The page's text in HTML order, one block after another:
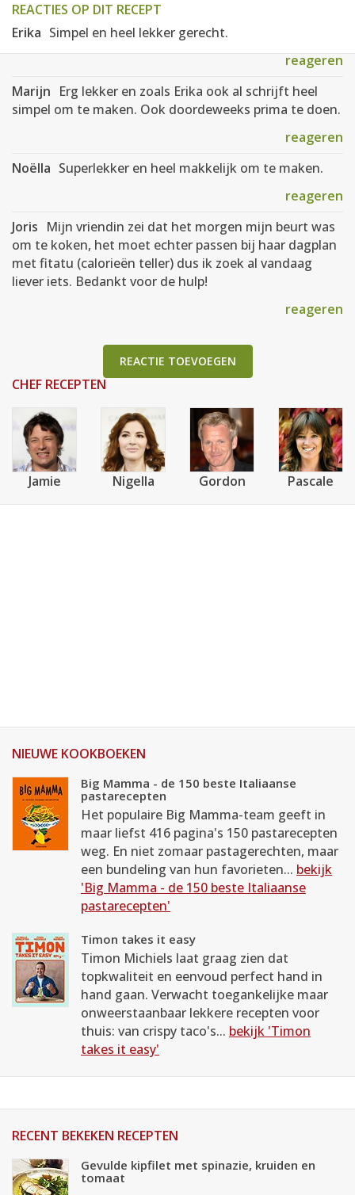
REACTIES OP DIT RECEPT
Erika Simpel en heel lekker gerecht.
reageren
Marijn Erg lekker en zoals Erika ook al schrijft heel
simpel om te maken. Ook doordeweeks prima te doen.
reageren
Noëlla Superlekker en heel makkelijk om te maken.
reageren
Joris Mijn vriendin zei dat het morgen mijn beurt was
om te koken, het moet echter passen bij haar dagplan
met fitatu (calorieën teller) dus ik zoek al vandaag
liever iets. Bedankt voor de hulp!
reageren
REACTIE TOEVOEGEN
CHEF RECEPTEN
Jamie Nigella Gordon Pascale
NIEUWE KOOKBOEKEN
Big Mamma - de 150 beste Italiaanse
pastarecepten
Het populaire Big Mamma-team geeft in
maar liefst 416 pagina's 150 pastarecepten
weg. En niet zomaar pastagerechten, maar
een bundeling van hun favorieten... bekijk
'Big Mamma - de 150 beste Italiaanse
pastarecepten'
Timon takes it easy
Timon Michiels laat graag zien dat
topkwaliteit en eenvoud perfect hand in
hand gaan. Verwacht toegankelijke maar
onweerstaanbaar lekkere recepten voor
thuis: van crispy taco's... bekijk 'Timon
takes it easy'
RECENT BEKEKEN RECEPTEN
Gevulde kipfilet met spinazie, kruiden en
tomaat